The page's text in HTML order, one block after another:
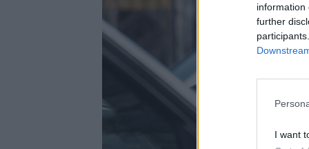
information
further
I want